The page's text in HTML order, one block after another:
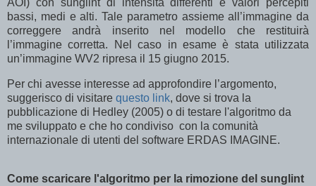
bassi, medi e alti. Tale parametro assieme all’immagine da
correggere andrà inserito nel modello che restituirà
l’immagine corretta. Nel caso in esame è stata utilizzata
un’immagine WV2 ripresa il 15 giugno 2015.
Per chi avesse interesse ad approfondire l’argomento,
suggerisco di visitare questo link, dove si trova la
pubblicazione di Hedley (2005) o di testare l'algoritmo da
me sviluppato e che ho condiviso con la comunità
internazionale di utenti del software ERDAS IMAGINE.
Come scaricare l'algoritmo per la rimozione del sunglint